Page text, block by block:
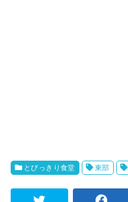
とびっきり食堂 東部